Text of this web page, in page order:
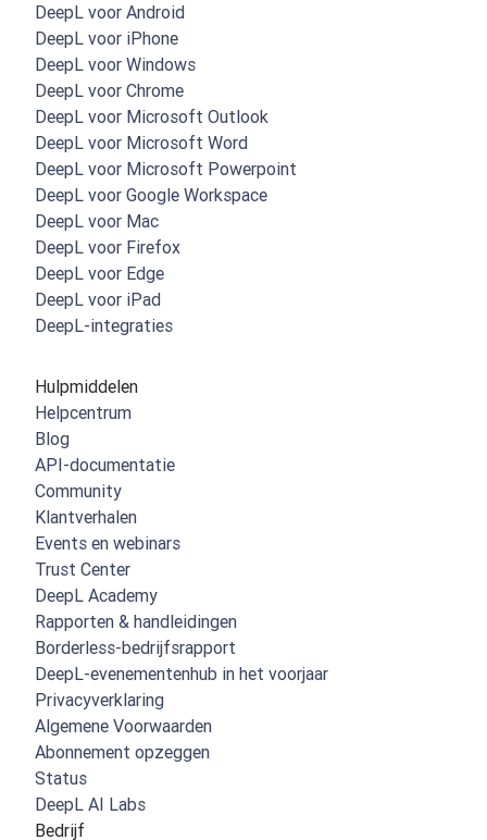
DeepL voor Android
DeepL voor iPhone
DeepL voor Windows
DeepL voor Chrome
DeepL voor Microsoft Outlook
DeepL voor Microsoft Word
DeepL voor Microsoft Powerpoint
DeepL voor Google Workspace
DeepL voor Mac
DeepL voor Firefox
DeepL voor Edge
DeepL voor iPad
DeepL-integraties
Hulpmiddelen
Helpcentrum
Blog
API-documentatie
Community
Klantverhalen
Events en webinars
Trust Center
DeepL Academy
Rapporten & handleidingen
Borderless-bedrijfsrapport
DeepL-evenementenhub in het voorjaar
Privacyverklaring
Algemene Voorwaarden
Abonnement opzeggen
Status
DeepL AI Labs
Bedrijf